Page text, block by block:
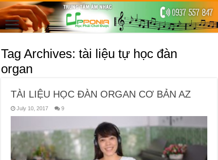
Tag Archives:tài liệu tự học đàn
organ
TÀI LIỆU HỌC ĐÀN ORGAN CƠ BẢN AZ
July 10, 2017 9